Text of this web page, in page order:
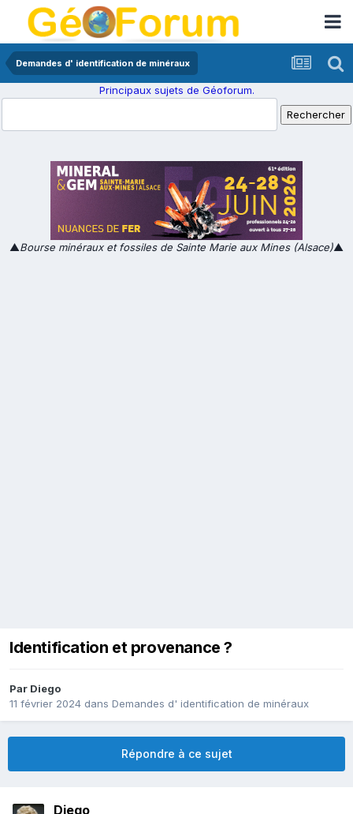
Demandes d' identification de minéraux
Principaux sujets de Géoforum.
▲Bourse minéraux et fossiles de Sainte Marie aux Mines (Alsace)▲
Identification et provenance ?
Par Diego
11 février 2024 dans Demandes d' identification de minéraux
Répondre à ce sujet
Diego